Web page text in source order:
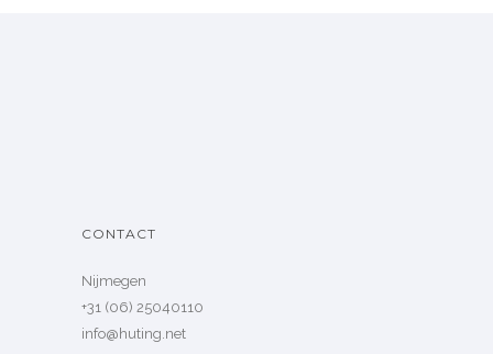
CONTACT
Nijmegen
+31 (06) 25040110
info@huting.net